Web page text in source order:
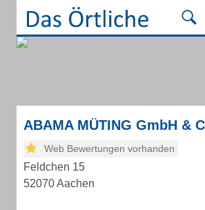
ABAMA MÜTING GmbH &
Web Bewertungen vorhanden
Feldchen 15
52070 Aachen